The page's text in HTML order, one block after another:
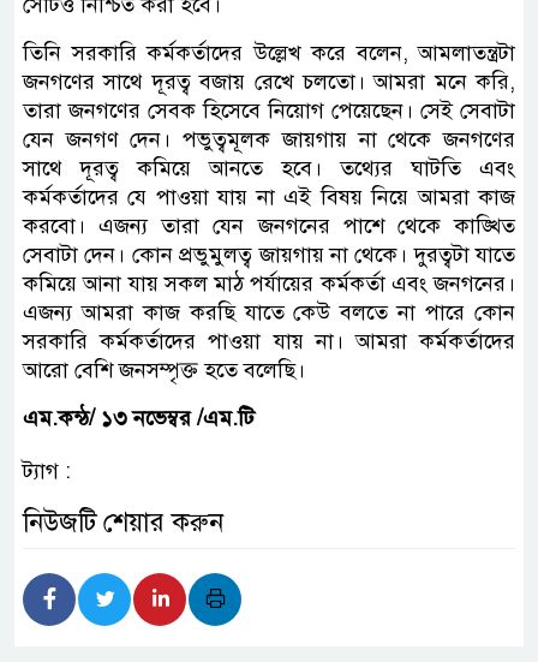
তিনি সরকারি কর্মকর্তাদের উল্লেখ করে বলেন, আমলাতন্ত্রটা
জনগণের সাথে দূরত্ব বজায় রেখে চলতো। আমরা মনে করি,
তারা জনগণের সেবক হিসেবে নিয়োগ পেয়েছেন। সেই সেবাটা
যেন জনগণ দেন। পভুত্বমূলক জায়গায় না থেকে জনগণের
সাথে দূরত্ব কমিয়ে আনতে হবে। তথ্যের ঘাটতি এবং
কর্মকর্তাদের যে পাওয়া যায় না এই বিষয় নিয়ে আমরা কাজ
করবো। এজন্য তারা যেন জনগনের পাশে থেকে কাঙ্খিত
সেবাটা দেন। কোন প্রভুমুলত্ব জায়গায় না থেকে। দুরত্বটা যাতে
কমিয়ে আনা যায় সকল মাঠ পর্যায়ের কর্মকর্তা এবং জনগনের।
এজন্য আমরা কাজ করছি যাতে কেউ বলতে না পারে কোন
সরকারি কর্মকর্তাদের পাওয়া যায় না। আমরা কর্মকর্তাদের
আরো বেশি জনসম্পৃক্ত হতে বলেছি।
এম.কন্ঠ/ ১৩ নভেম্বর /এম.টি
ট্যাগ :
নিউজটি শেয়ার করুন